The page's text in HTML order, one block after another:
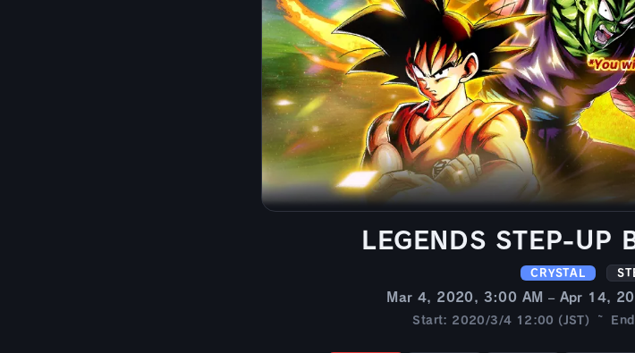
LEGENDS STEP-UP
CRYSTAL
Mar 4, 2020, 3:00 AM – Apr 14,
Start: 2020/3/4 12:00 (JST) ~